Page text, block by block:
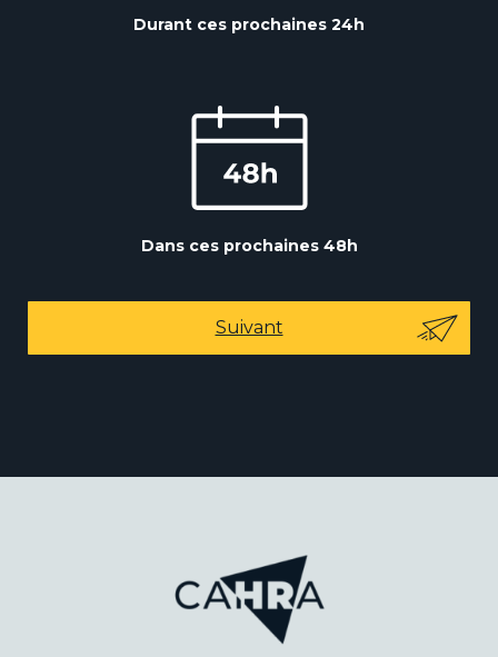
Durant ces prochaines 24h
Dans ces prochaines 48h
Suivant